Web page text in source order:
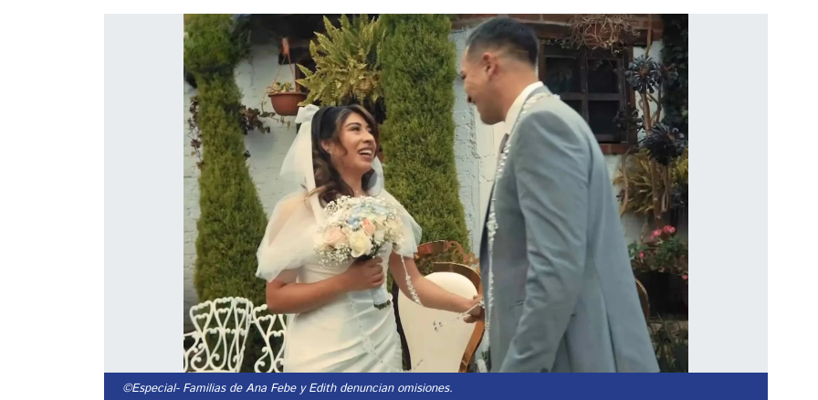
©Especial- Familias de Ana Febe y Edith denuncian omisiones.